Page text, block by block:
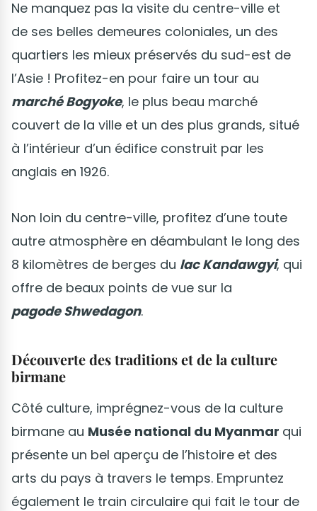
Ne manquez pas la visite du centre-ville et
de ses belles demeures coloniales, un des
quartiers les mieux préservés du sud-est de
l’Asie ! Profitez-en pour faire un tour au
marché Bogyoke, le plus beau marché
couvert de la ville et un des plus grands, situé
à l’intérieur d’un édifice construit par les
anglais en 1926.
Non loin du centre-ville, profitez d’une toute
autre atmosphère en déambulant le long des
8 kilomètres de berges du lac Kandawgyi, qui
offre de beaux points de vue sur la
pagode Shwedagon.
Découverte des traditions et de la culture
birmane
Côté culture, imprégnez-vous de la culture
birmane au Musée national du Myanmar qui
présente un bel aperçu de l’histoire et des
arts du pays à travers le temps. Empruntez
également le train circulaire qui fait le tour de